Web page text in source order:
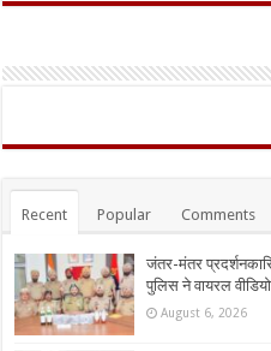
Recent Popular Comments
जंतर-मंतर
पुलिस ने वायरल
August 6, 2026